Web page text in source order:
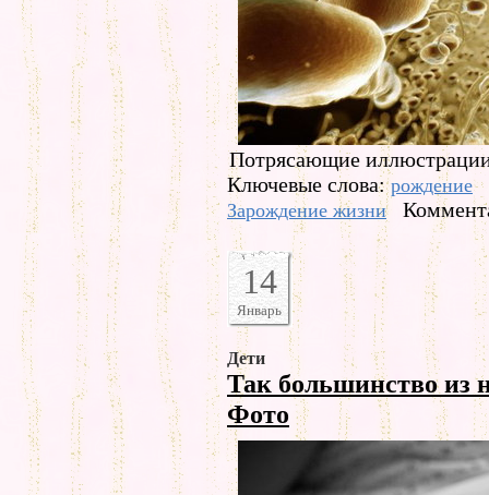
Потрясающие
Ключевые слова:рождение
Зарождение жизни
14
Январь
Дети
Так большинство из
Фото